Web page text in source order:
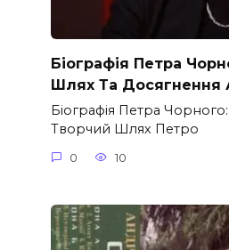
Біографія Петра
Шлях Та Досягнення
Біографія Петра
Творчий Шлях Петро
0 10